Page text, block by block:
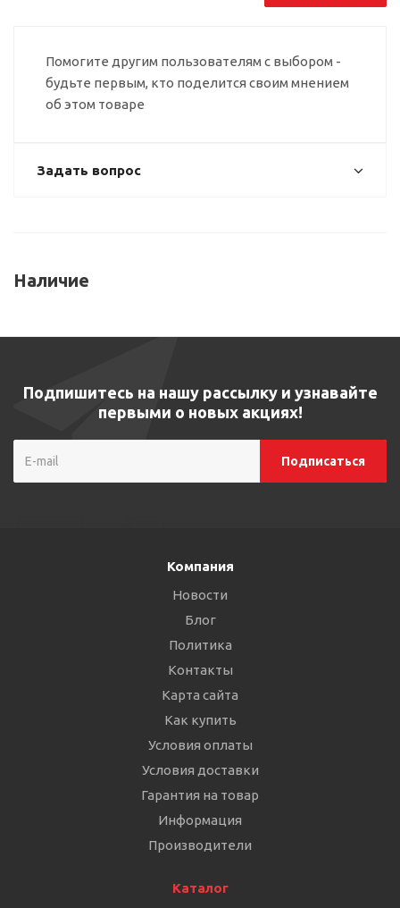
Помогите другим пользователям с выбором -
будьте первым, кто поделится своим мнением
об этом товаре
Задать вопрос
Наличие
Подпишитесь на нашу рассылку и узнавайте
первыми о новых акциях!
Компания
Новости
Блог
Политика
Контакты
Карта сайта
Как купить
Условия оплаты
Условия доставки
Гарантия на товар
Информация
Производители
Каталог